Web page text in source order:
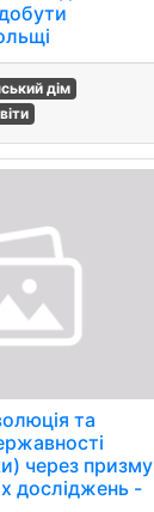
дім
та
через призму
досліджень -